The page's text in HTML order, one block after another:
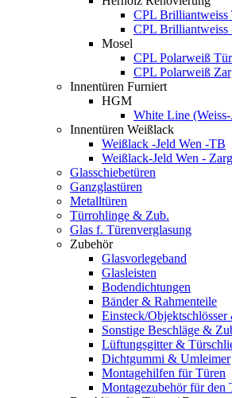
CPL Brilliantweiss
CPL Brilliantweiss
Mosel
CPL Polarweiß
CPL Polarweiß
Innentüren Furniert
HGM
White Line
Innentüren Weißlack
Weißlack -Jeld Wen -TB
Weißlack-Jeld Wen -
Glasschiebetüren
Ganzglastüren
Metalltüren
Türrohlinge & Zub.
Glas f. Türenverglasung
Zubehör
Glasvorlegeband
Glasleisten
Bodendichtungen
Bänder & Rahmenteile
Einsteck/Objektschlösser
Sonstige Beschläge &
Lüftungsgitter &
Dichtgummi & Umleimer
Montagehilfen für Türen
Montagezubehör für den